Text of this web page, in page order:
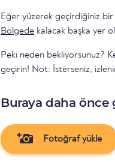
Eğer yüzerek geçirdiğiniz bir
Bölgede kalacak başka yer
Peki neden bekliyorsunuz?
geçirin! Not: İsterseniz,
Buraya daha
Fotoğraf yükle